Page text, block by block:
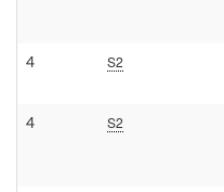
4 S2
4 S2